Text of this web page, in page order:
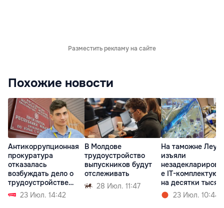
Разместить рекламу на сайте
Похожие новости
Антикоррупционная
прокуратура
отказалась
возбуждать дело о
трудоустройстве
Згери23 Июл. 14:42
В Молдове
трудоустройство
выпускников будут
отслеживать
28 Июл. 11:47
На таможне
изъяли
е IT-
на десятки тысяч
леев23 Июл. 10:44